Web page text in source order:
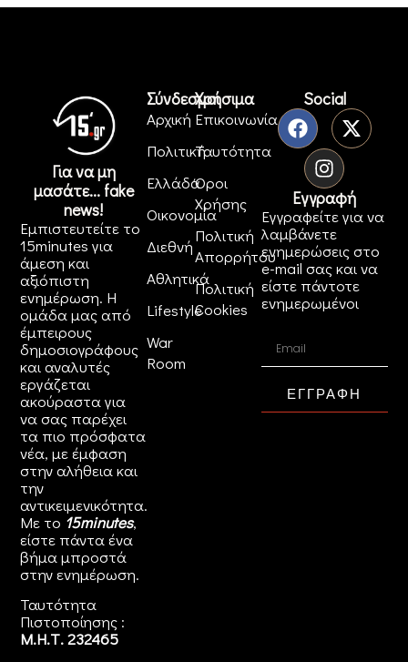
Για να μη
μασάτε... fake
news!
Εμπιστευτείτε το
15minutes για
άμεση και
αξιόπιστη
ενημέρωση. Η
ομάδα μας από
έμπειρους
δημοσιογράφους
και αναλυτές
εργάζεται
ακούραστα για
να σας παρέχει
τα πιο πρόσφατα
νέα, με έμφαση
στην αλήθεια και
την
αντικειμενικότητα.
Με το 15minutes,
είστε πάντα ένα
βήμα μπροστά
στηνενημέρωση.
Ταυτότητα
Πιστοποίησης :
Μ.Η.Τ. 232465
Σύνδεσμοι
Αρχική
Πολιτική
Ελλάδα
Οικονομία
Διεθνή
Αθλητικά
Lifestyle
War
Room
Χρήσιμα
Επικοινωνία
Ταυτότητα
Όροι
Χρήσης
Πολιτική
Απορρήτου
Πολιτική
Cookies
Social
Εγγραφή
Εγγραφείτε για να
λαμβάνετε
ενημερώσεις στο
e-mail σας και να
είστε πάντοτε
ενημερωμένοι
ΕΓΓΡΑΦΗ